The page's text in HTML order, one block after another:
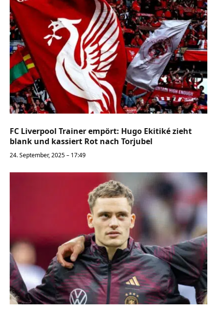
FC Liverpool Trainer empört: Hugo Ekitiké zieht
blank und kassiert Rot nach Torjubel
24. September, 2025 – 17:49